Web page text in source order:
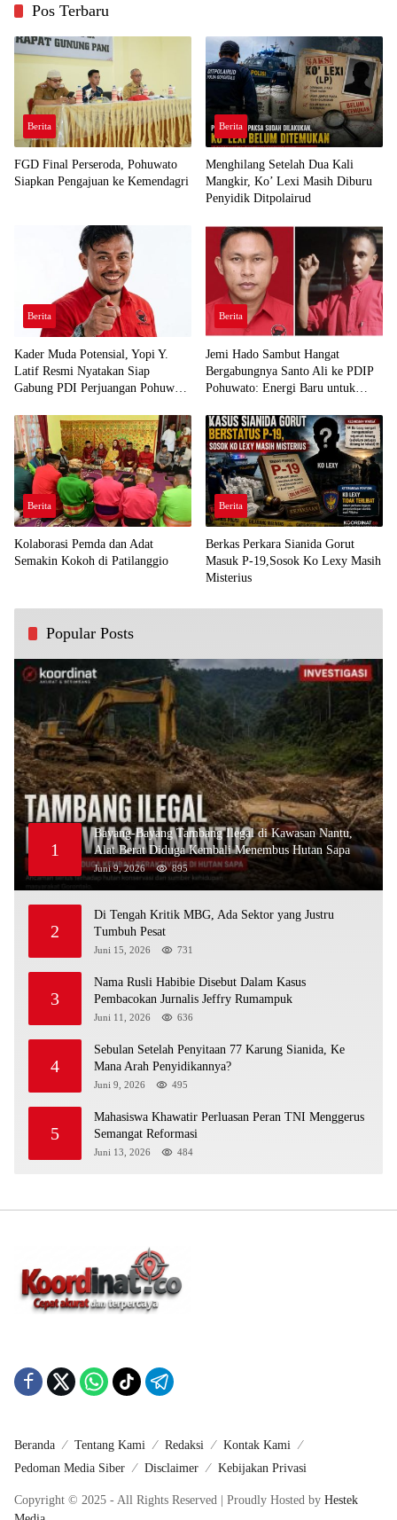
Pos Terbaru
Berita
FGD Final Perseroda, Pohuwato
Siapkan Pengajuan ke Kemendagri
Berita
Menghilang Setelah Dua Kali
Mangkir, Ko’ Lexi Masih Diburu
Penyidik Ditpolairud
Berita
Kader Muda Potensial, Yopi Y.
Latif Resmi Nyatakan Siap
Gabung PDI Perjuangan Pohuwato
Berita
Jemi Hado Sambut Hangat
Bergabungnya Santo Ali ke PDIP
Pohuwato: Energi Baru untuk
Berita
Kolaborasi Pemda dan Adat
Semakin Kokoh di Patilanggio
Berita
Berkas Perkara Sianida Gorut
Masuk P-19,Sosok Ko Lexy Masih
Misterius
Popular Posts
1
Bayang-Bayang Tambang Ilegal di Kawasan Nantu,
Alat Berat Diduga Kembali Menembus Hutan Sapa
Juni 9, 2026 895
2
Di Tengah Kritik MBG, Ada Sektor yang Justru
Tumbuh Pesat
Juni 15, 2026 731
3
Nama Rusli Habibie Disebut Dalam Kasus
Pembacokan Jurnalis Jeffry Rumampuk
Juni 11, 2026 636
4
Sebulan Setelah Penyitaan 77 Karung Sianida, Ke
Mana Arah Penyidikannya?
Juni 9, 2026 495
5
Mahasiswa Khawatir Perluasan Peran TNI Menggerus
Semangat Reformasi
Juni 13, 2026 484
Beranda Tentang Kami Redaksi
Kontak Kami
Pedoman Media Siber
Disclaimer Kebijakan Privasi
Copyright © 2025 - All Rights Reserved | Proudly Hosted by Hestek